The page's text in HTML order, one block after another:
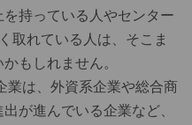
持っている人やセンター
取れている人は、そこま
もしれません。
業は、外資系企業や総合商
が進んでいる企業など、